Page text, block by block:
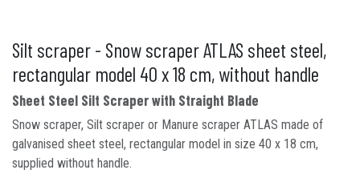
Silt scraper - Snow scraper ATLAS sheet steel,
rectangular model 40 x 18 cm, without handle
Sheet Steel Silt Scraper with Straight Blade
Snow scraper, Silt scraper or Manure scraper ATLAS made of
galvanised sheet steel, rectangular model in size 40 x 18 cm,
supplied without handle.